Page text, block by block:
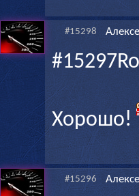
#15298
Хорошо!
#15296